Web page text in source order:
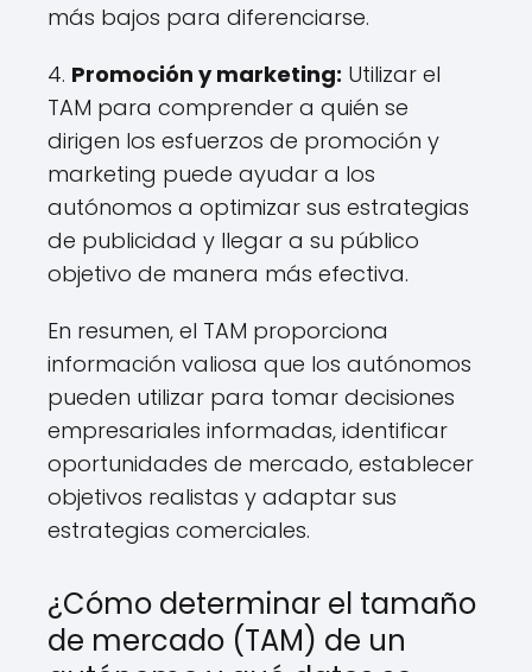
más bajos para diferenciarse.
4. Promoción y marketing: Utilizar el
TAM para comprender a quién se
dirigen los esfuerzos de promoción y
marketing puede ayudar a los
autónomos a optimizar sus estrategias
de publicidad y llegar a su público
objetivo de manera más efectiva.
En resumen, el TAM proporciona
información valiosa que los autónomos
pueden utilizar para tomar decisiones
empresariales informadas, identificar
oportunidades de mercado, establecer
objetivos realistas y adaptar sus
estrategias comerciales.
¿Cómo determinar el tamaño
de mercado (TAM) de un